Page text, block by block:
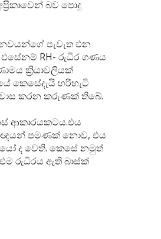
බව පොදු
පැවැත එන
RH- රුධිර ගණය
ක්‍රියාවලියක්
කෙසේදැයි හරිහැටි
කරන කරුණක් තිබේ.
ආකාරයකටය‍.එය
පමණක් නොව, එය
ද වෙති. කෙසේ නමුත්
රුධිරය ඇති බාස්ක්